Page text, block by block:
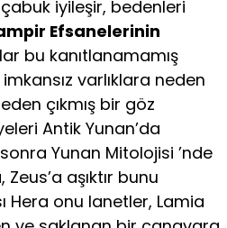
iyileşir, bedenleri
Efsanelerinin
bu kanıtlanamamış
varlıklara neden
çıkmış bir göz
Antik Yunan’da
sonra Yunan Mitolojisi ’nde
Zeus’a aşıktır bunu
Hera onu lanetler, Lamia